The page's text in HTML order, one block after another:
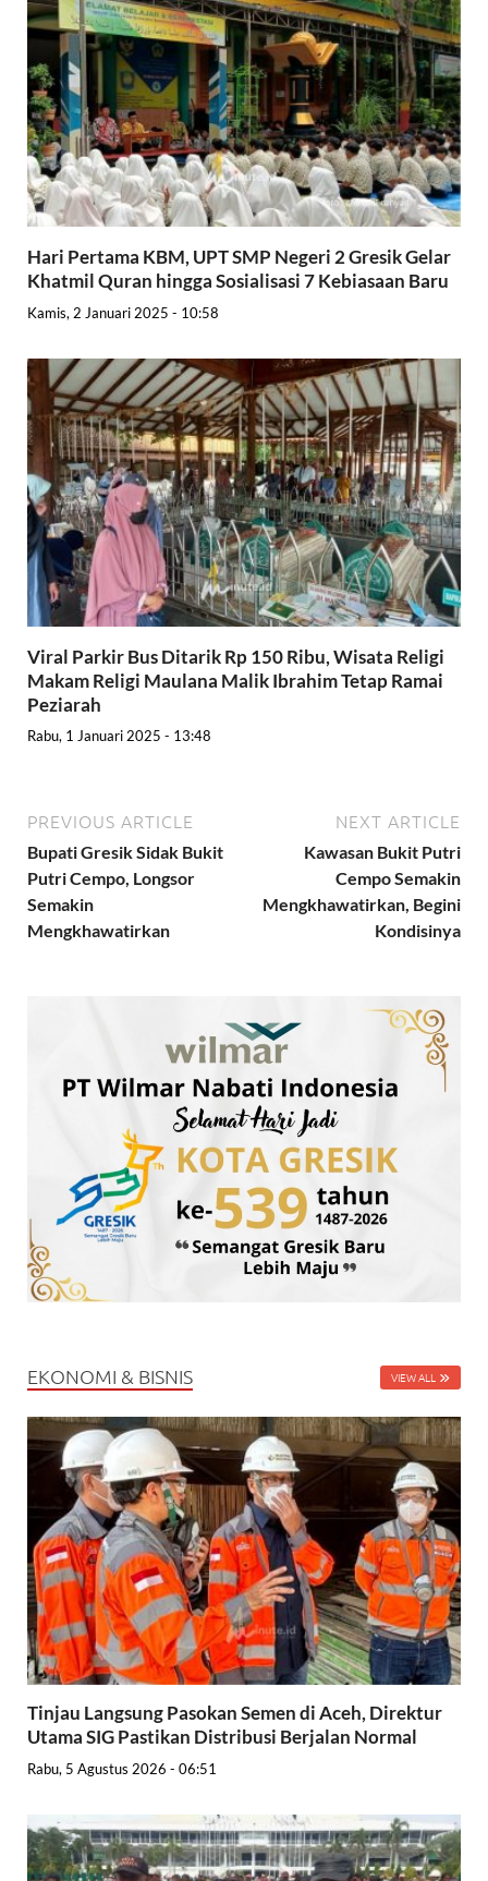
Hari Pertama KBM, UPT SMP Negeri 2 Gresik Gelar
Khatmil Quran hingga Sosialisasi 7 Kebiasaan Baru
Kamis, 2 Januari 2025 - 10:58
Viral Parkir Bus Ditarik Rp 150 Ribu, Wisata Religi
Makam Religi Maulana Malik Ibrahim Tetap Ramai
Peziarah
Rabu, 1 Januari 2025 - 13:48
PREVIOUS ARTICLE
Bupati Gresik Sidak Bukit
Putri Cempo, Longsor
Semakin
Mengkhawatirkan
NEXT ARTICLE
Kawasan Bukit Putri
Cempo Semakin
Mengkhawatirkan, Begini
Kondisinya
EKONOMI & BISNIS VIEW ALL
Tinjau Langsung Pasokan Semen di Aceh, Direktur
Utama SIG Pastikan Distribusi Berjalan Normal
Rabu, 5 Agustus 2026 - 06:51